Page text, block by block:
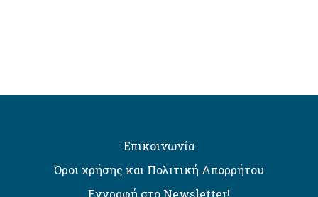
Επικοινωνία
Όροι χρήσης και Πολιτική Απορρήτου